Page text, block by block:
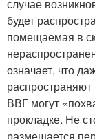
случае
будет
помещаемая в
означает, что
ВВГ могут
прокладке. Не
размещается